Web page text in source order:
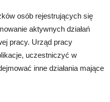
osób rejestrujących się
aktywnych działań
pracy. Urząd pracy
uczestniczyć w
inne działania mające